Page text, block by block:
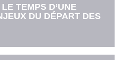
TEMPS D’UNE
DU DÉPART DES